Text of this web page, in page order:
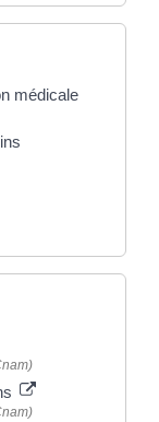
médicale